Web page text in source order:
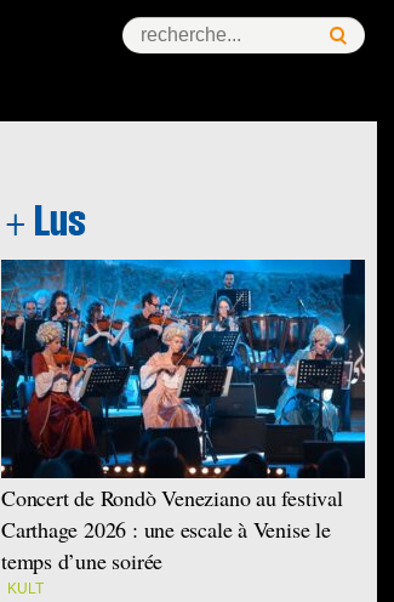
Concert de Rondò Veneziano au festival
Carthage 2026 : une escale à Venise le
temps d’une soirée
KULT